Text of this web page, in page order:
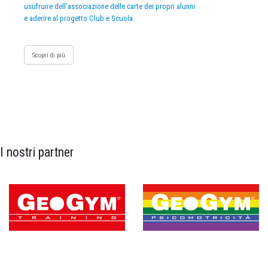
usufruire dell’associazione delle carte dei propri alunni
e aderire al progetto Club e Scuola
Scopri di più
I nostri partner